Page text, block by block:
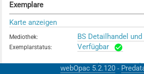
Exemplare
Karte anzeigen
Mediothek: BS Detailhandel
Exemplarstatus: Verfügbar
KS Hohe
webOpac 5.2.120 -